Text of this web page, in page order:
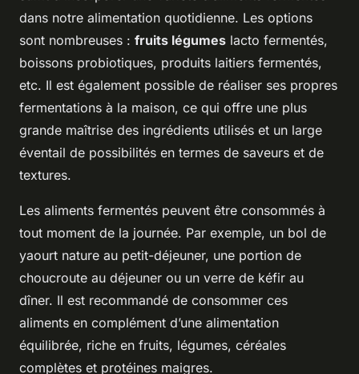
dans notre alimentation quotidienne. Les options
sont nombreuses : fruits légumes lacto fermentés,
boissons probiotiques, produits laitiers fermentés,
etc. Il est également possible de réaliser ses propres
fermentations à la maison, ce qui offre une plus
grande maîtrise des ingrédients utilisés et un large
éventail de possibilités en termes de saveurs et de
textures.
Les aliments fermentés peuvent être consommés à
tout moment de la journée. Par exemple, un bol de
yaourt nature au petit-déjeuner, une portion de
choucroute au déjeuner ou un verre de kéfir au
dîner. Il est recommandé de consommer ces
aliments en complément d’une alimentation
équilibrée, riche en fruits, légumes, céréales
complètes et protéines maigres.